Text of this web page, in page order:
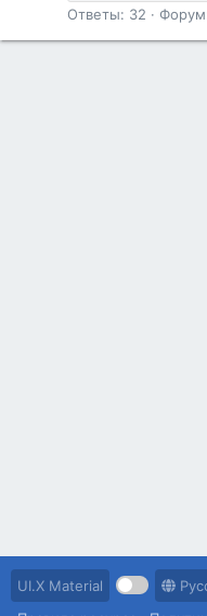
Ответы: 32
UI.X Material